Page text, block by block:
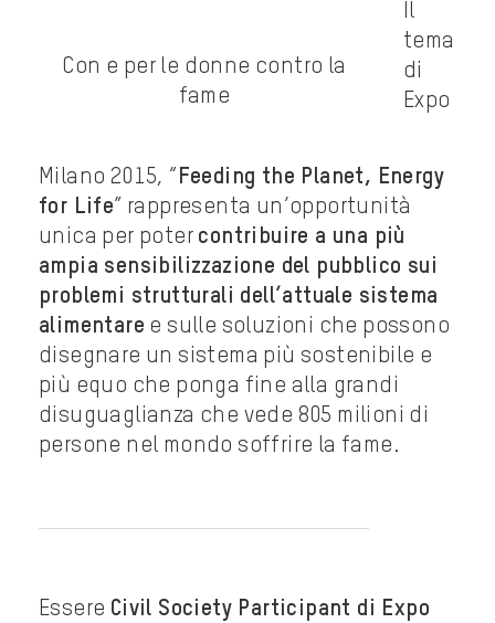
Con e per le donne contro la
fame
Il
tema
di
Expo
Milano 2015, “ Feeding the Planet, Energy
for Life” rappresenta un’opportunità
unica per poter contribuire a una più
ampia sensibilizzazione del pubblico sui
problemi strutturali dell’attuale sistema
alimentare e sulle soluzioni che possono
disegnare un sistema più sostenibile e
più equo che ponga fine alla grandi
disuguaglianza che vede 805 milioni di
persone nel mondo soffrire la fame.
Essere Civil Society Participant di Expo